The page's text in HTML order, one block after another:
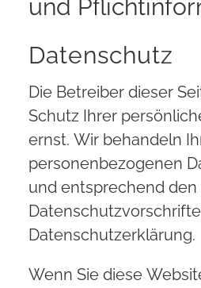
und
Datenschutz
Die Betreiber dieser
Schutz Ihrer
ernst. Wir behandeln
personenbezogenen
und entsprechend
Datenschutzerklärung.
Wenn Sie diese